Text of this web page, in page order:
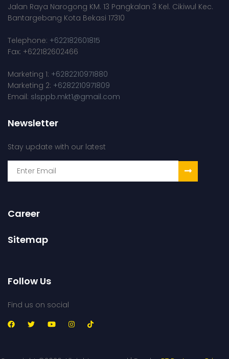
Jalan Raya Narogong KM. 13 Pangkalan 3 Kel. Cikiwul Kec.
Bantargebang Kota Bekasi 17310
Telephone: +622182601815
Fax: +622182602466
Marketing 1: +6282210971880
Marketing 2: +6282210971809
Email: slsppb.mkt1@gmail.com
Newsletter
Stay update with our latest
Career
Sitemap
Follow Us
Find us on social